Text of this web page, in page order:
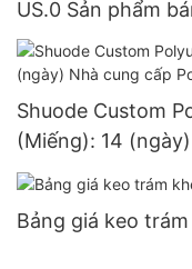
US.0 Sản phẩm
Shuode Custom
(Miếng): 14
Foam tùy chỉnh
Bảng giá keo